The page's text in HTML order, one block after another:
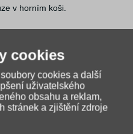
v horním koši.
než 45 °C
osoby
víčko otevřené
pokrmu
cookies
cookies a další
uživatelského
obsahu a reklam,
stránek a zjištění zdroje